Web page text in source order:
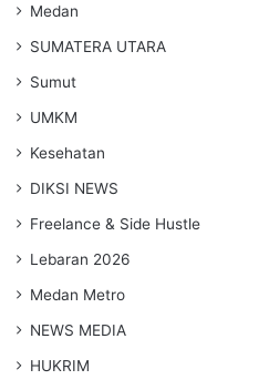
Medan
SUMATERA UTARA
Sumut
UMKM
Kesehatan
DIKSI NEWS
Freelance & Side Hustle
Lebaran 2026
Medan Metro
NEWS MEDIA
HUKRIM